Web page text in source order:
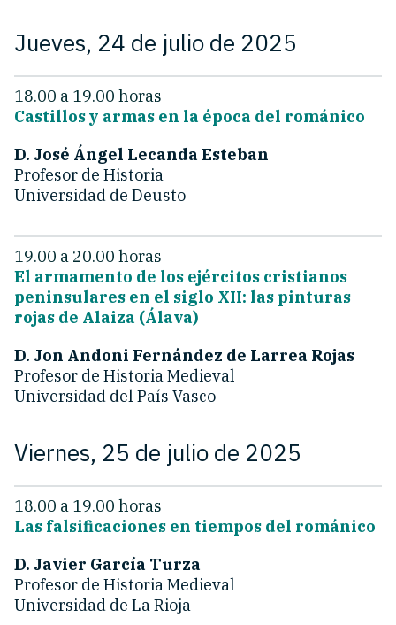
Jueves, 24 de julio de 2025
18.00 a 19.00 horas
Castillos y armas en la época del románico
D. José Ángel Lecanda Esteban
Profesor de Historia
Universidad de Deusto
19.00 a 20.00 horas
El armamento de los ejércitos cristianos
peninsulares en el siglo XII: las pinturas
rojas de Alaiza (Álava)
D. Jon Andoni Fernández de Larrea Rojas
Profesor de Historia Medieval
Universidad del País Vasco
Viernes, 25 de julio de 2025
18.00 a 19.00 horas
Las falsificaciones en tiempos del románico
D. Javier García Turza
Profesor de Historia Medieval
Universidad de La Rioja